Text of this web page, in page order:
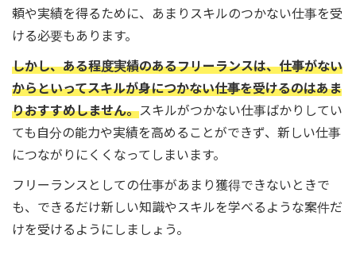
頼や実績を得るために、あまりスキルのつかない仕事を受
ける必要もあります。
しかし、ある程度実績のあるフリーランスは、仕事がない
からといってスキルが身につかない仕事を受けるのはあま
りおすすめしません。スキルがつかない仕事ばかりしてい
ても自分の能力や実績を高めることができず、新しい仕事
につながりにくくなってしまいます。
フリーランスとしての仕事があまり獲得できないときで
も、できるだけ新しい知識やスキルを学べるような案件だ
けを受けるようにしましょう。